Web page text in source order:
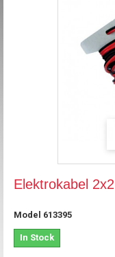
Elektrokabel
Model 613395
In Stock